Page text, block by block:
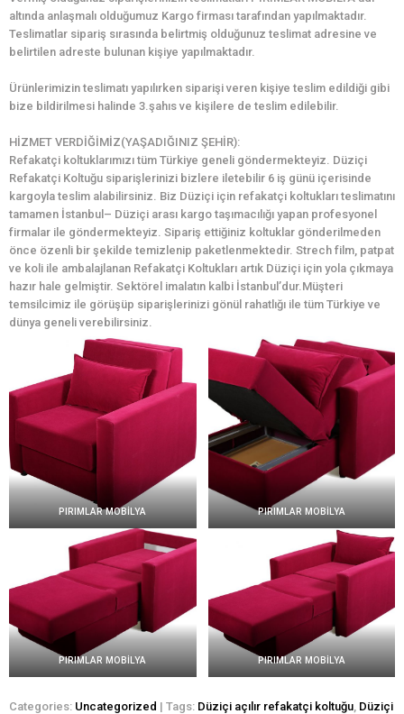
altında anlaşmalı olduğumuz Kargo firması tarafından yapılmaktadır.
Teslimatlar sipariş sırasında belirtmiş olduğunuz teslimat adresine ve
belirtilen adreste bulunan kişiye yapılmaktadır.
Ürünlerimizin teslimatı yapılırken siparişi veren kişiye teslim edildiği gibi
bize bildirilmesi halinde 3.şahıs ve kişilere de teslim edilebilir.
HİZMET VERDİĞİMİZ(YAŞADIĞINIZ ŞEHİR):
Refakatçi koltuklarımızı tüm Türkiye geneli göndermekteyiz. Düziçi
Refakatçi Koltuğu siparişlerinizi bizlere iletebilir 6 iş günü içerisinde
kargoyla teslim alabilirsiniz. Biz Düziçi için refakatçi koltukları teslimatını
tamamen İstanbul– Düziçi arası kargo taşımacılığı yapan profesyonel
firmalar ile göndermekteyiz. Sipariş ettiğiniz koltuklar gönderilmeden
önce özenli bir şekilde temizlenip paketlenmektedir. Strech film, patpat
ve koli ile ambalajlanan Refakatçi Koltukları artık Düziçi için yola çıkmaya
hazır hale gelmiştir. Sektörel imalatın kalbi İstanbul’dur.Müşteri
temsilcimiz ile görüşüp siparişlerinizi gönül rahatlığı ile tüm Türkiye ve
dünya geneli verebilirsiniz.
PIRIMLAR MOBİLYA PIRIMLAR MOBİLYA
PIRIMLAR MOBİLYA PIRIMLAR MOBİLYA
Categories: Uncategorized | Tags: Düziçi açılır refakatçi koltuğu Düziçi